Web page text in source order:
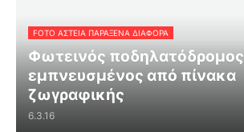
FOTO ΑΣΤΕΙΑ ΠΑΡΑΞΕΝΑ ΔΙΑΦΟΡΑ
Φωτεινός ποδηλατόδρομος
εμπνευσμένος από πίνακα
ζωγραφικής
6.3.16